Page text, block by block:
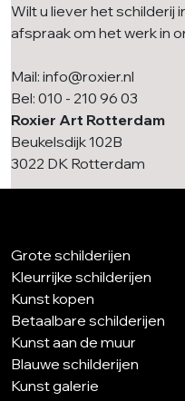
Wilt u liever het schilderij
afspraak om het werk in
Mail: info@roxier.nl
Bel: 010 - 210 96 03
Roxier Art Rotterdam
Beukelsdijk 102B
3022 DK Rotterdam
Grote schilderijen
Kleurrijke schilderijen
Kunst kopen
Betaalbare schilderijen
Kunst aan de muur
Blauwe schilderijen
Kunst galerie